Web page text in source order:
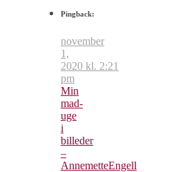
Pingback:
november
1,
2020 kl. 2:21
pm
Min
mad-
uge
i
billeder
–
AnnemetteEngell